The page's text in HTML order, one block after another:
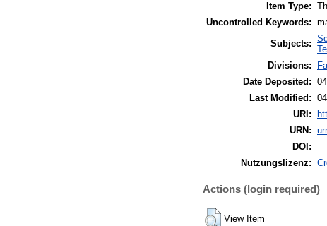
Item Type:
Uncontrolled Keywords:
Subjects:
Divisions:
Date Deposited:
Last Modified:
URI:
URN:
DOI:
Nutzungslizenz:
Actions (login required)
View Item